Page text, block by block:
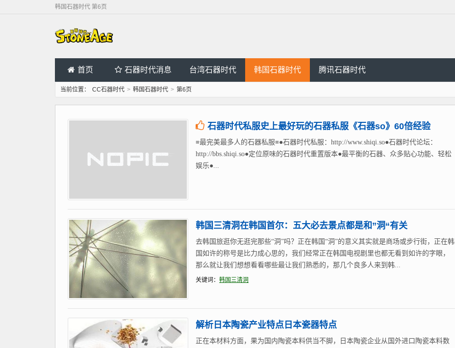
韩国石器时代 第6页
首页 石器时代消息 台湾石器时代 韩国石器时代 腾讯石器时代
当前位置： CC石器时代 > 韩国石器时代 > 第6页
石器时代私服史上最好玩的石器私服《石器so》60倍经验
≡最完美最多人的石器私服≡●石器时代私服：http://www.shiqi.so●石器时代论坛：
http://bbs.shiqi.so●定位原味的石器时代重置版本●最平衡的石器、众多贴心功能、轻松
娱乐●...
韩国三清洞在韩国首尔：五大必去景点都是和”洞“有关
去韩国旅逛你无逛完那些“洞”吗？正在韩国“洞”的意义其实就是商场或步行街，正在韩
国如许的称号是比力成心思的，我们经常正在韩国电视剧里也都无看到如许的字眼，
那么就让我们想想看看哪些最让我们熟悉的，那几个良多人来到韩...
关键词： 韩国三清洞
解析日本陶瓷产业特点日本瓷器特点
正在本材料方面，果为国内陶瓷本料供当不脚，日本陶瓷企业从国外进口陶瓷本料数